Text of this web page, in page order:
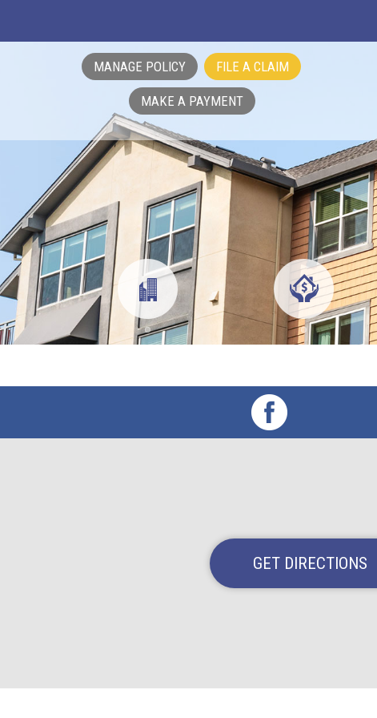
MANAGE POLICY FILE A CLAIM
MAKE A PAYMENT
GET DIRECTIONS